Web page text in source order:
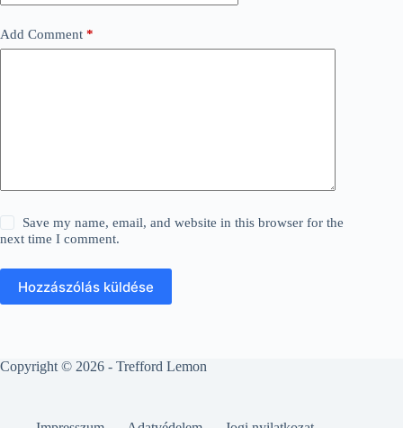
Add Comment *
Save my name, email, and website in this browser for the
next time I comment.
Hozzászólás küldése
Copyright © 2026 - Trefford Lemon